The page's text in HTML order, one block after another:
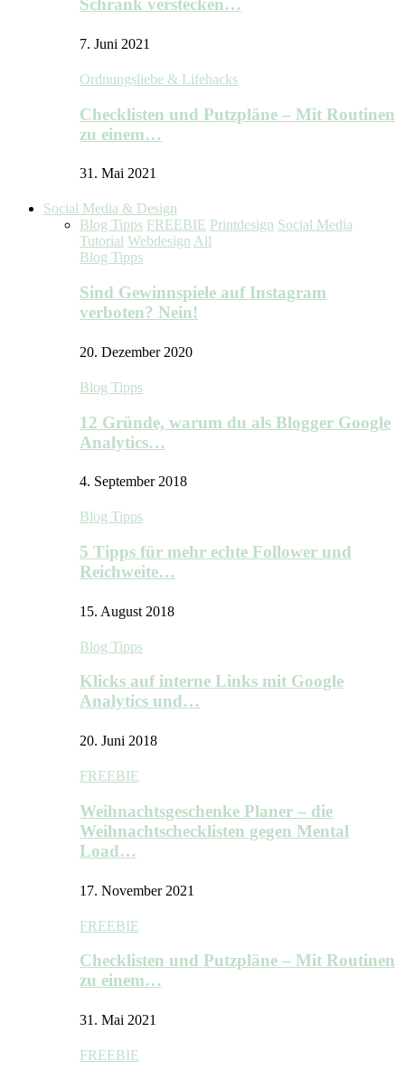
Schrank verstecken…
7. Juni 2021
Ordnungsliebe & Lifehacks
Checklisten und Putzpläne – Mit Routinen
zu einem…
31. Mai 2021
Social Media & Design
Blog Tipps FREEBIE Printdesign Social Media
Tutorial Webdesign All
Blog Tipps
Sind Gewinnspiele auf Instagram
verboten? Nein!
20. Dezember 2020
Blog Tipps
12 Gründe, warum du als Blogger Google
Analytics…
4. September 2018
Blog Tipps
5 Tipps für mehr echte Follower und
Reichweite…
15. August 2018
Blog Tipps
Klicks auf interne Links mit Google
Analytics und…
20. Juni 2018
FREEBIE
Weihnachtsgeschenke Planer – die
Weihnachtschecklisten gegen Mental
Load…
17. November 2021
FREEBIE
Checklisten und Putzpläne – Mit Routinen
zu einem…
31. Mai 2021
FREEBIE